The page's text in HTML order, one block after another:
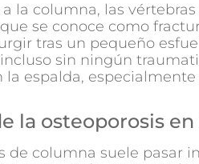
la columna, las
se conoce como
tras un pequeño
sin ningún
la espalda,
la osteoporosis
de columna suele pasar